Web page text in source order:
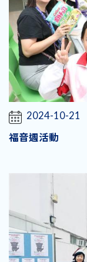
2024-10-21
福音週活動